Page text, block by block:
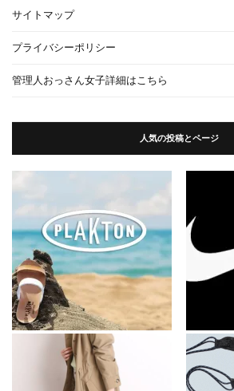
サイトマップ
プライバシーポリシー
管理人おっさん女子詳細はこちら
人気の投稿とページ